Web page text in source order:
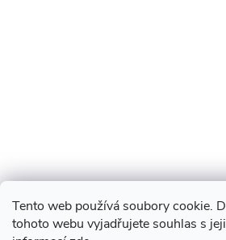
Tento web používá soubory cookie.
tohoto webu vyjadřujete souhlas s